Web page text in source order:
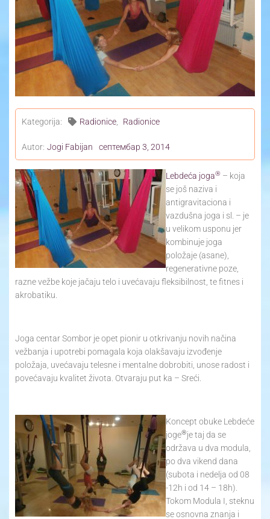
Yoga Travel
Blog
Joga
Kategorija: Radionice, Radionice
Autor: Jogi Fabijan септембар 3, 2014
Lebdeća joga® – koja
se još naziva i
antigravitaciona i
vazdušna joga i sl. – je
u velikom usponu jer
kombinuje joga
položaje (asane),
regenerativne poze,
razne vežbe koje jačaju telo i uvećavaju fleksibilnost, te fitnes i
akrobatiku.
Joga centar Sombor je opet pionir u otkrivanju novih načina
vežbanja i upotrebi pomagala koja olakšavaju izvođenje
položaja, uvećavaju telesne i mentalne dobrobiti, unose radost i
povećavaju kvalitet života. Otvaraju put ka – Sreći.
Koncept obuke Lebdeće
joge®je taj da se
održava u dva modula,
po dva vikend dana
(subota i nedelja od 08
-12h i od 14 – 18h).
Tokom Modula I, steknu
se osnovna znanja i